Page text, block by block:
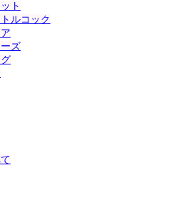
ト
ルコック
ズ